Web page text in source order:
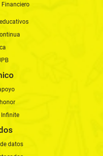
Infinite
datos